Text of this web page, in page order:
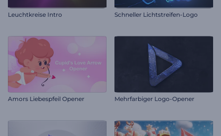
Leuchtkreise Intro Schneller Lichtstreifen-Logo
Amors Liebespfeil Opener Mehrfarbiger Logo-Opener